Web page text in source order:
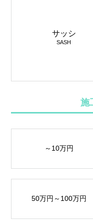
サッシ
SASH
施
～10万円
50万円～100万円